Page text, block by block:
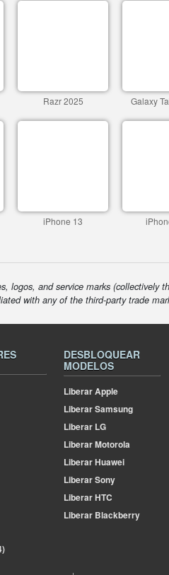
Razr 2025 Galaxy
iPhone 13
logos, and service marks
with any of the third-party trade
DESBLOQUEAR
MODELOS
Liberar Apple
Liberar Samsung
Liberar LG
Liberar Motorola
Liberar Huawei
Liberar Sony
Liberar HTC
Liberar Blackberry